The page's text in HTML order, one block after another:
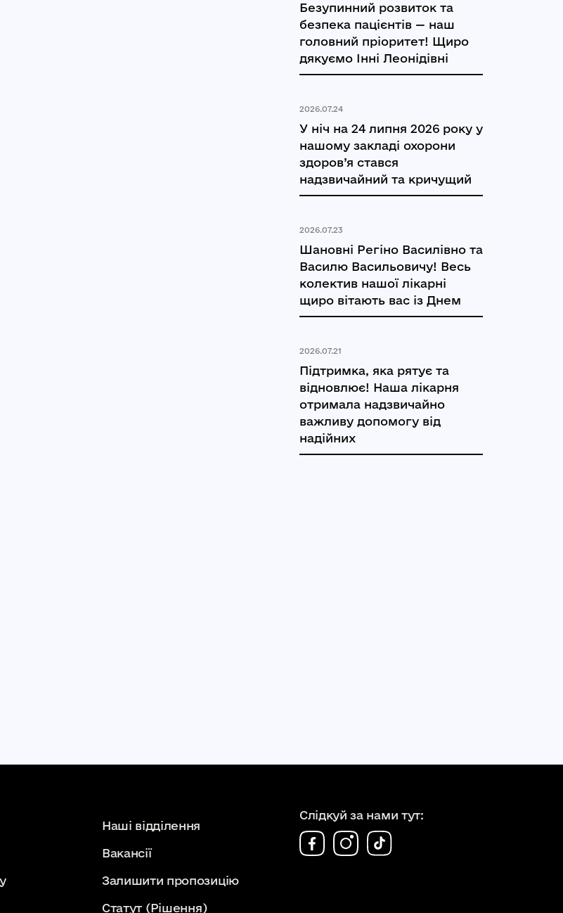
Безупинний розвиток та
безпека пацієнтів — наш
головний пріоритет! Щиро
дякуємо Інні Леонідівні
2026.07.24
У ніч на 24 липня 2026 року у
нашому закладі охорони
здоров’я стався
надзвичайний та кричущий
2026.07.23
Шановні Регіно Василівно та
Василю Васильовичу! Весь
колектив нашої лікарні
щиро вітають вас із Днем
2026.07.21
Підтримка, яка рятує та
відновлює! Наша лікарня
отримала надзвичайно
важливу допомогу від
надійних
Наші відділення
Вакансії
Залишити пропозицію
Статут (Рішення)
Слідкуй за нами тут: